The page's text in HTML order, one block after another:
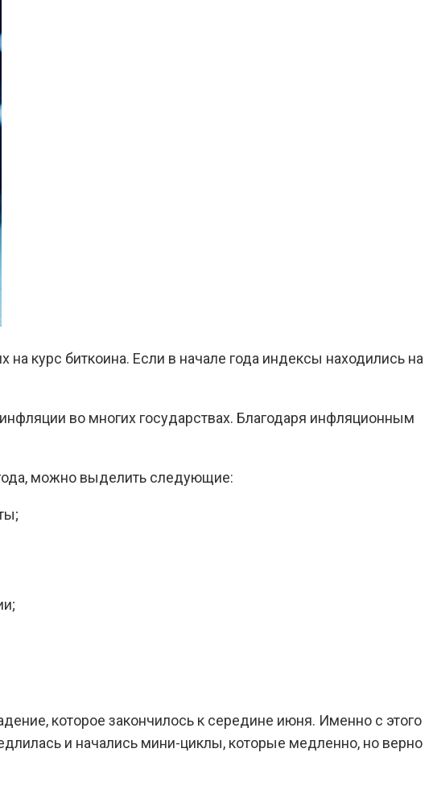
курс биткоина. Если в начале года индексы находились на
во многих государствах. Благодаря инфляционным
можно выделить следующие:
которое закончилось к середине июня. Именно с этого
и начались мини-циклы, которые медленно, но верно